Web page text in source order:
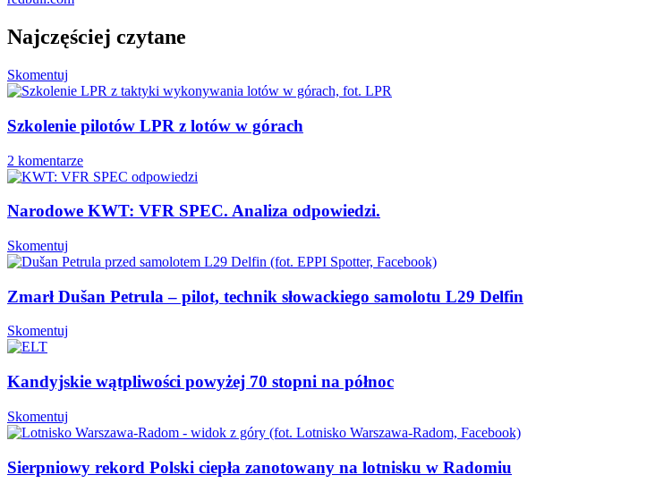
Najczęściej czytane
Skomentuj
Szkolenie pilotów LPR z lotów w górach
2 komentarze
Narodowe KWT: VFR SPEC. Analiza odpowiedzi.
Skomentuj
Zmarł Dušan Petrula – pilot, technik słowackiego samolotu L29 Delfin
Skomentuj
Kandyjskie wątpliwości powyżej 70 stopni na północ
Skomentuj
Sierpniowy rekord Polski ciepła zanotowany na lotnisku w Radomiu